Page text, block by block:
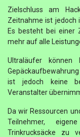
Zielschluss am
Zeitnahme ist jedoch
Es besteht bei einer
mehr auf alle
Ultraläufer können
ist jedoch keine
Veranstalter
Da wir Ressourcen
Teilnehmer,
Trinkrucksäcke zu